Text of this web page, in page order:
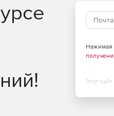
администраторам
паролями
Нажимая
Этот